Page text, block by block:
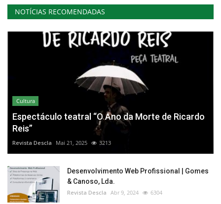
NOTÍCIAS RECOMENDADAS
Cultura
Espectáculo teatral “O Ano da Morte de Ricardo
Reis”
Revista Descla Mai 21, 2025 3213
Desenvolvimento Web Profissional | Gomes
& Canoso, Lda.
Revista Descla Abr 9, 2024 6304